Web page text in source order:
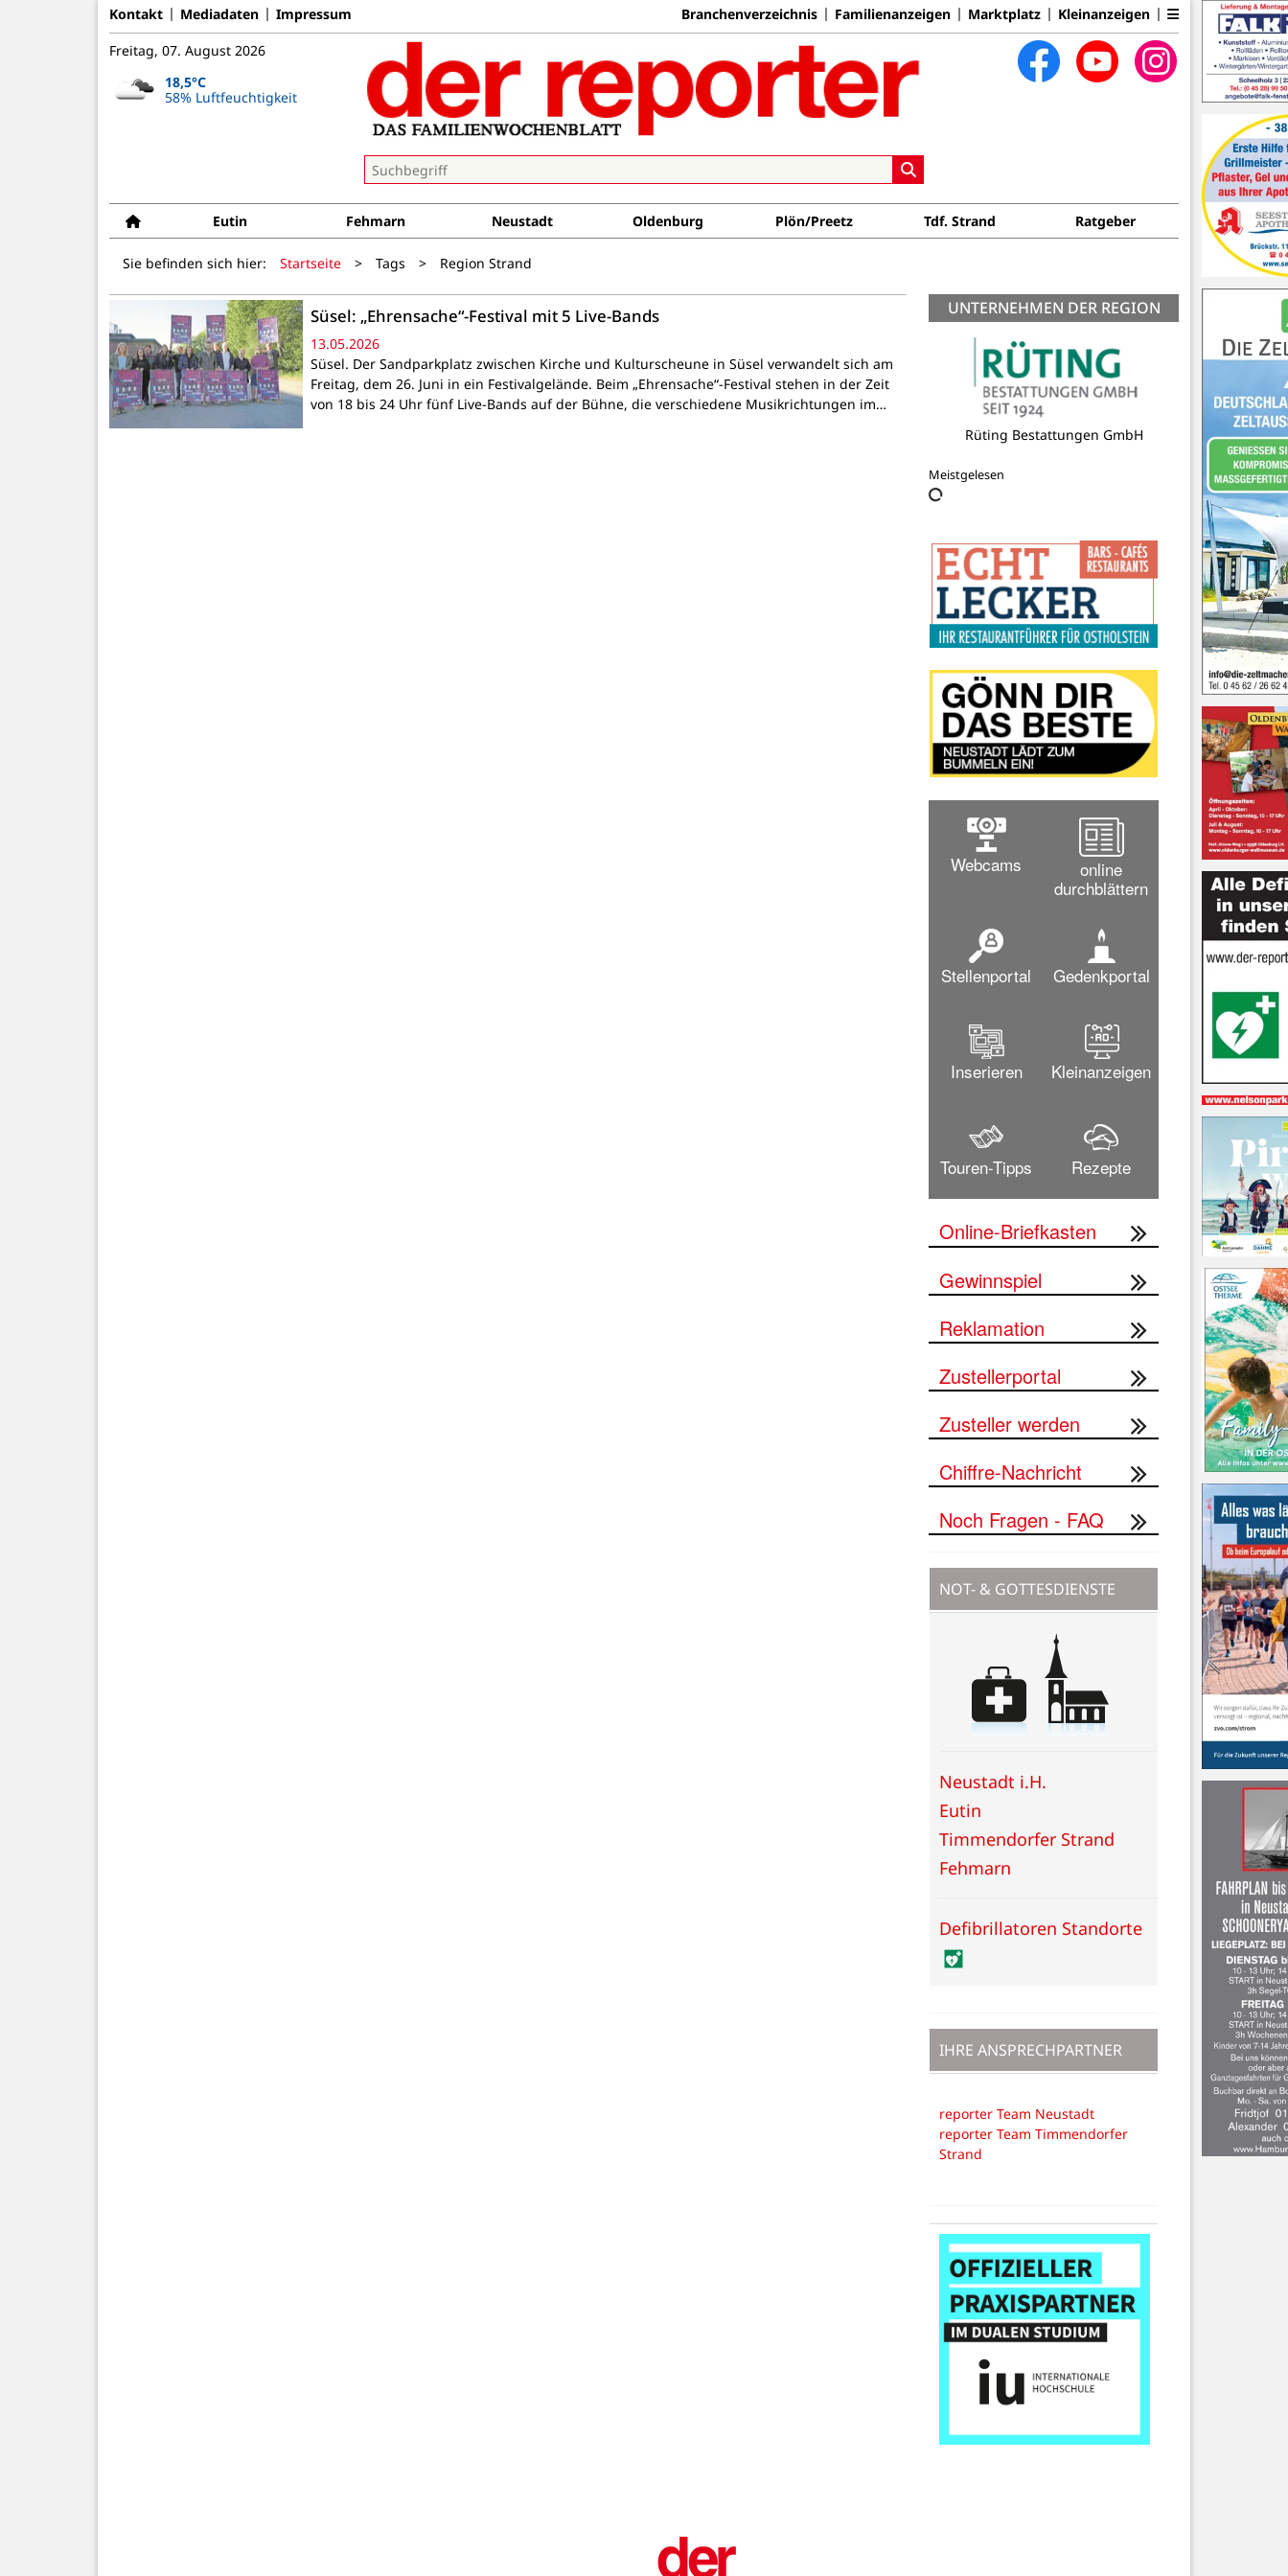
Kontakt Mediadaten Impressum Branchenverzeichnis Familienanzeigen Marktplatz Kleinanzeigen
Freitag, 07. August 2026
18,5°C
58% Luftfeuchtigkeit
Eutin Fehmarn Neustadt Oldenburg Plön/Preetz Tdf. Strand Ratgeber
Sie befinden sich hier: Startseite > Tags > Region Strand
Süsel: „Ehrensache“-Festival mit 5 Live-Bands
13.05.2026
Süsel. Der Sandparkplatz zwischen Kirche und Kulturscheune in Süsel verwandelt sich am
Freitag, dem 26. Juni in ein Festivalgelände. Beim „Ehrensache“-Festival stehen in der Zeit
von 18 bis 24 Uhr fünf Live-Bands auf der Bühne, die verschiedene Musikrichtungen im…
UNTERNEHMEN DER REGION
Rüting Bestattungen GmbH
Meistgelesen
Webcams
online
durchblättern
Stellenportal Gedenkportal
Inserieren Kleinanzeigen
Touren-Tipps Rezepte
Online-Briefkasten
Gewinnspiel
Reklamation
Zustellerportal
Zusteller werden
Chiffre-Nachricht
Noch Fragen - FAQ
NOT- & GOTTESDIENSTE
Neustadt i.H.
Eutin
Timmendorfer Strand
Fehmarn
Defibrillatoren Standorte
IHRE ANSPRECHPARTNER
reporter Team Neustadt
reporter Team Timmendorfer
Strand